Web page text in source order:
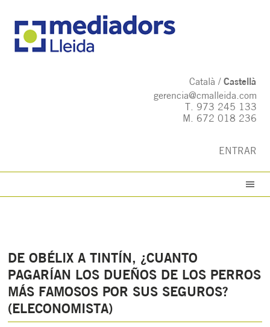
Català
Castellà
gerencia@cmalleida.com
T. 973 245 133
M. 672 018 236
ENTRAR
DE OBÉLIX A TINTÍN, ¿CUANTO
PAGARÍAN LOS DUEÑOS DE LOS PERROS
MÁS FAMOSOS POR SUS SEGUROS?
(ELECONOMISTA)